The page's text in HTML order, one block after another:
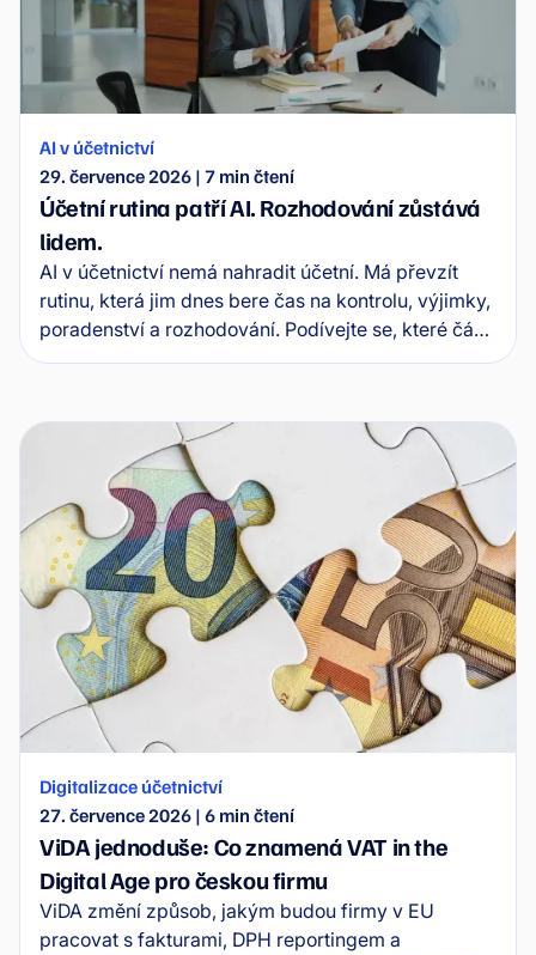
AI v účetnictví
29. července 2026 | 7 min čtení
Účetní rutina patří AI. Rozhodování zůstává
lidem.
AI v účetnictví nemá nahradit účetní. Má převzít
rutinu, která jim dnes bere čas na kontrolu, výjimky,
poradenství a rozhodování. Podívejte se, které části
účetní práce AI převezme jako první.
Digitalizace účetnictví
27. července 2026 | 6 min čtení
ViDA jednoduše: Co znamená VAT in the
Digital Age pro českou firmu
ViDA změní způsob, jakým budou firmy v EU
pracovat s fakturami, DPH reportingem a